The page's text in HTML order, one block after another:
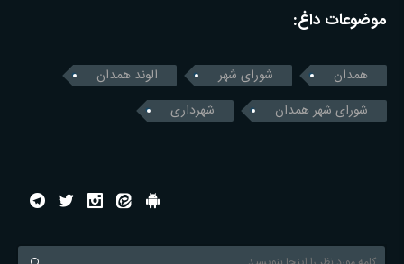
موضوعات داغ:
همدان شورای شهر
الوند همدان
شورای شهر همدان
شهرداری